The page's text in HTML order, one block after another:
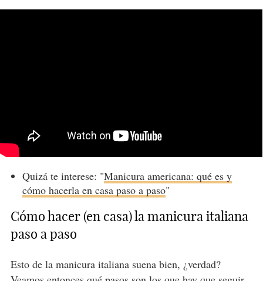
Quizá te interese: "Manicura americana: qué es y
cómo hacerla en casa paso a paso"
Cómo hacer (en casa) la manicura italiana
paso a paso
Esto de la manicura italiana suena bien, ¿verdad?